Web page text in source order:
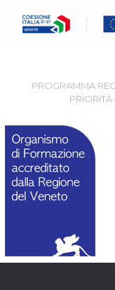
PROGRAMMA